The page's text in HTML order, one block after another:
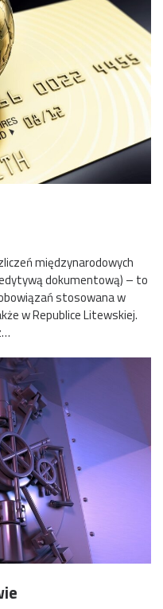
międzynarodowych
dokumentową) – to
stosowana w
w Republice Litewskiej.